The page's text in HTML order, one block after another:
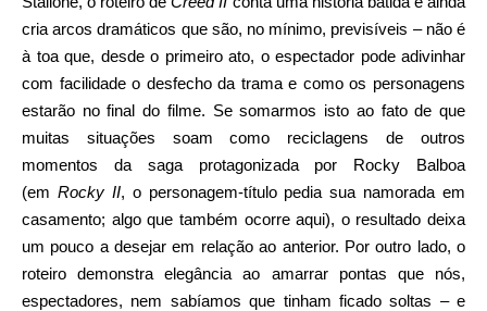
cria arcos dramáticos que são, no mínimo, previsíveis – não é
à toa que, desde o primeiro ato, o espectador pode adivinhar
com facilidade o desfecho da trama e como os personagens
estarão no final do filme. Se somarmos isto ao fato de que
muitas situações soam como reciclagens de outros
momentos da saga protagonizada por Rocky Balboa
(em Rocky II, o personagem-título pedia sua namorada em
casamento; algo que também ocorre aqui), o resultado deixa
um pouco a desejar em relação ao anterior. Por outro lado, o
roteiro demonstra elegância ao amarrar pontas que nós,
espectadores, nem sabíamos que tinham ficado soltas – e